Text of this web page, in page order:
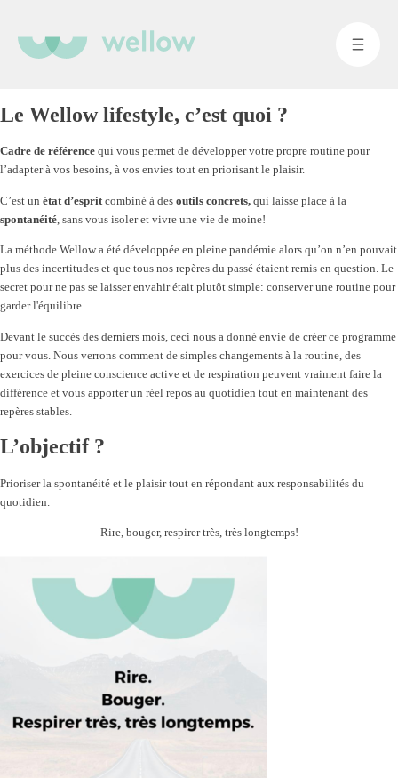
Le Wellow lifestyle, c’est quoi ?
Cadre de référence qui vous permet de développer votre propre routine pour
l’adapter à vos besoins, à vos envies tout en priorisant le plaisir.
C’est un état d’esprit combiné à des outils concrets, qui laisse place à la
spontanéité , sans vous isoler et vivre une vie de moine!
La méthode Wellow a été développée en pleine pandémie alors qu’on n’en pouvait
plus des incertitudes et que tous nos repères du passé étaient remis en question. Le
secret pour ne pas se laisser envahir était plutôt simple: conserver une routine pour
garder l'équilibre.
Devant le succès des derniers mois, ceci nous a donné envie de créer ce programme
pour vous. Nous verrons comment de simples changements à la routine, des
exercices de pleine conscience active et de respiration peuvent vraiment faire la
différence et vous apporter un réel repos au quotidien tout en maintenant des
repères stables.
L’objectif ?
Prioriser la spontanéité et le plaisir tout en répondant aux responsabilités du
quotidien.
Rire, bouger, respirer très, très longtemps!